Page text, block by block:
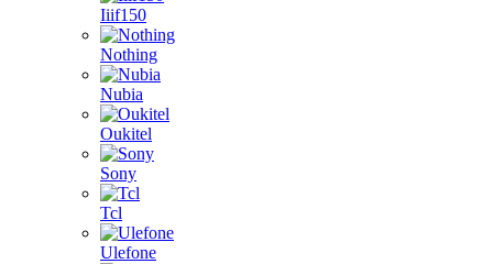
Iiif150
Nothing
Nubia
Oukitel
Sony
Tcl
Ulefone